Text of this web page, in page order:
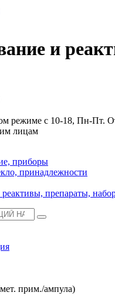
и
режиме с 10-18, Пн-Пт.
лицам
приборы
принадлежности
препараты,
прим./ампула)